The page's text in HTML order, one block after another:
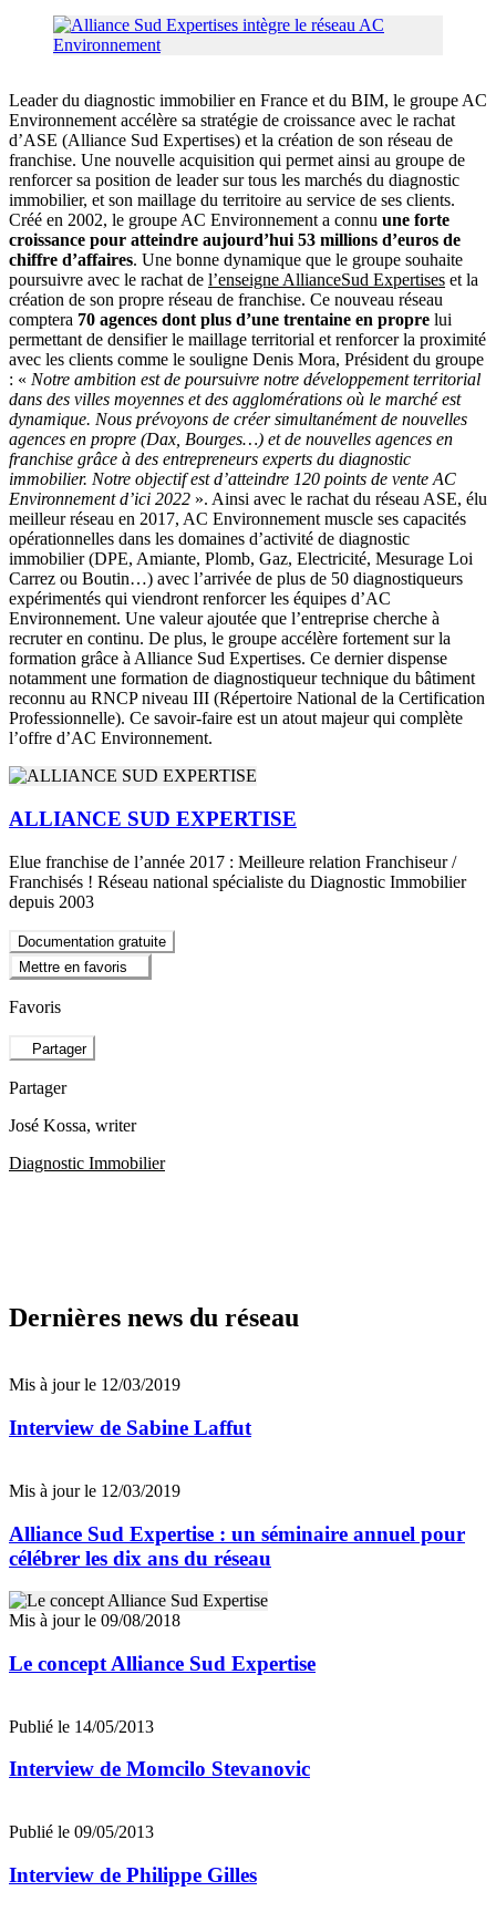
Leader du diagnostic immobilier en France et du BIM, le groupe AC
Environnement accélère sa stratégie de croissance avec le rachat
d’ASE (Alliance Sud Expertises) et la création de son réseau de
franchise. Une nouvelle acquisition qui permet ainsi au groupe de
renforcer sa position de leader sur tous les marchés du diagnostic
immobilier, et son maillage du territoire au service de ses clients.
Créé en 2002, le groupe AC Environnement a connu une forte
croissance pour atteindre aujourd’hui 53 millions d’euros de
chiffre d’affaires. Une bonne dynamique que le groupe souhaite
poursuivre avec le rachat de l’enseigne AllianceSud Expertises et la
création de son propre réseau de franchise. Ce nouveau réseau
comptera 70 agences dont plus d’une trentaine en propre lui
permettant de densifier le maillage territorial et renforcer la proximité
avec les clients comme le souligne Denis Mora, Président du groupe
: « Notre ambition est de poursuivre notre développement territorial
dans des villes moyennes et des agglomérations où le marché est
dynamique. Nous prévoyons de créer simultanément de nouvelles
agences en propre (Dax, Bourges…) et de nouvelles agences en
franchise grâce à des entrepreneurs experts du diagnostic
immobilier. Notre objectif est d’atteindre 120 points de vente AC
Environnement d’ici 2022 ». Ainsi avec le rachat du réseau ASE, élu
meilleur réseau en 2017, AC Environnement muscle ses capacités
opérationnelles dans les domaines d’activité de diagnostic
immobilier (DPE, Amiante, Plomb, Gaz, Electricité, Mesurage Loi
Carrez ou Boutin…) avec l’arrivée de plus de 50 diagnostiqueurs
expérimentés qui viendront renforcer les équipes d’AC
Environnement. Une valeur ajoutée que l’entreprise cherche à
recruter en continu. De plus, le groupe accélère fortement sur la
formation grâce à Alliance Sud Expertises. Ce dernier dispense
notamment une formation de diagnostiqueur technique du bâtiment
reconnu au RNCP niveau III (Répertoire National de la Certification
Professionnelle). Ce savoir-faire est un atout majeur qui complète
l’offre d’AC Environnement.
ALLIANCE SUD EXPERTISE
Elue franchise de l’année 2017 : Meilleure relation Franchiseur /
Franchisés ! Réseau national spécialiste du Diagnostic Immobilier
depuis 2003
Documentation gratuite
Mettre en favoris
Favoris
Partager
Partager
José Kossa, writer
Diagnostic Immobilier
Dernières news du réseau
Mis à jour le 12/03/2019
Interview de Sabine Laffut
Mis à jour le 12/03/2019
Alliance Sud Expertise : un séminaire annuel pour
célébrer les dix ans du réseau
Mis à jour le 09/08/2018
Le concept Alliance Sud Expertise
Publié le 14/05/2013
Interview de Momcilo Stevanovic
Publié le 09/05/2013
Interview de Philippe Gilles